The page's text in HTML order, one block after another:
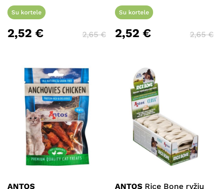
Su kortele
2,52 € 2,65€
Su kortele
2,52€ 2,65€
ANTOS ANTOS Rice Bone ryžių